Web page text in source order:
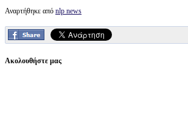
Αναρτήθηκε από nlp news
Ακολουθήστε μας